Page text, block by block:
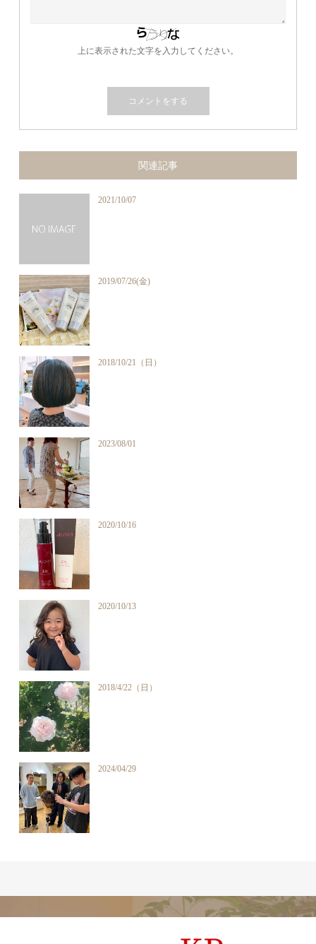
上に表示された文字を入力してください。
関連記事
2021/10/07
2019/07/26(金)
2018/10/21（日）
2023/08/01
2020/10/16
2020/10/13
2018/4/22（日）
2024/04/29